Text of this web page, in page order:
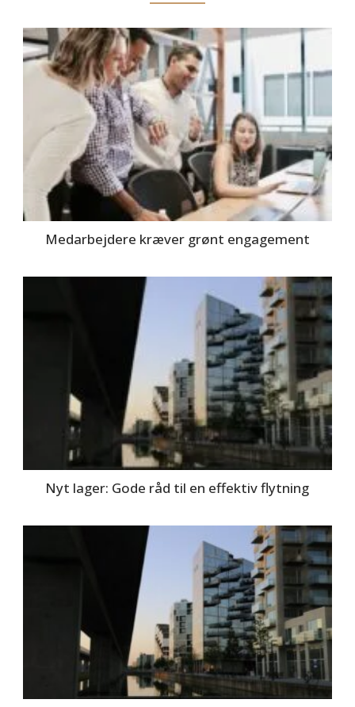
Medarbejdere kræver grønt engagement
Nyt lager: Gode råd til en effektiv flytning